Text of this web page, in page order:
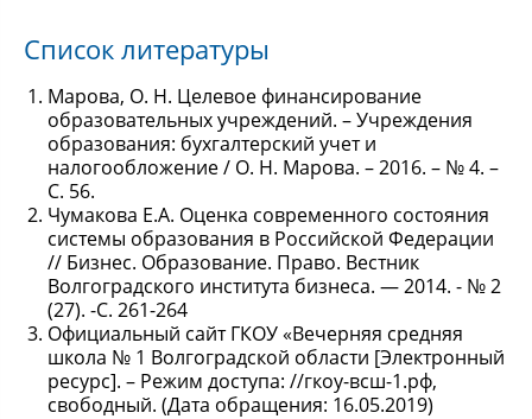
Список литературы
Марова, О. Н. Целевое финансирование
образовательных учреждений. – Учреждения
образования: бухгалтерский учет и
налогообложение / О. Н. Марова. – 2016. – № 4. –
С. 56.
Чумакова Е.А. Оценка современного состояния
системы образования в Российской Федерации
// Бизнес. Образование. Право. Вестник
Волгоградского института бизнеса. — 2014. - № 2
(27). -С. 261-264
Официальный cайт ГКОУ «Вечерняя средняя
школа № 1 Волгоградской области [Электронный
ресурс]. – Режим доступа: //гкоу-всш-1.рф,
свободный. (Дата обращения: 16.05.2019)